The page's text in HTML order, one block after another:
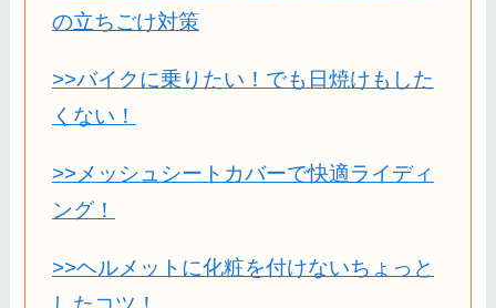
の立ちごけ対策
>>バイクに乗りたい！でも日焼けもした
くない！
>>メッシュシートカバーで快適ライディ
ング！
>>ヘルメットに化粧を付けないちょっと